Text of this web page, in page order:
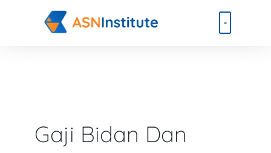
Gaji Bidan Dan